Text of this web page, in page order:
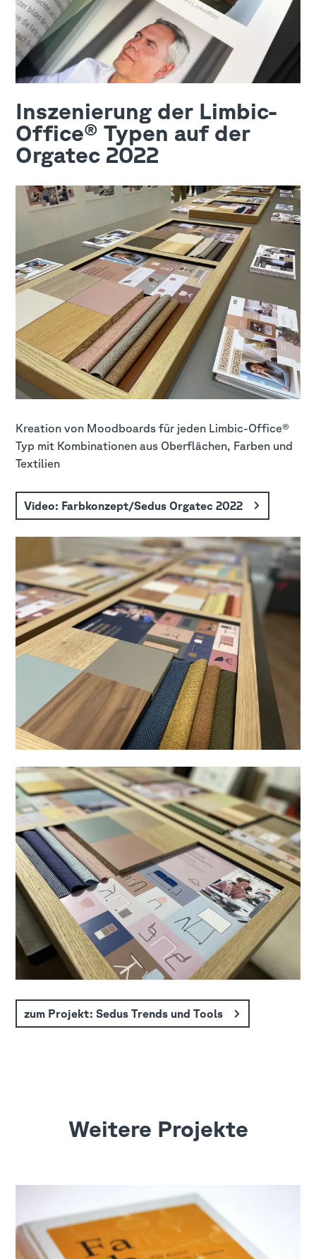
Inszenierung der Limbic-
Office® Typen auf der
Orgatec 2022
Kreation von Moodboards für jeden Limbic-Office®
Typ mit Kombinationen aus Oberflächen, Farben und
Textilien
Video: Farbkonzept/Sedus Orgatec 2022
zum Projekt: Sedus Trends und Tools
Weitere Projekte